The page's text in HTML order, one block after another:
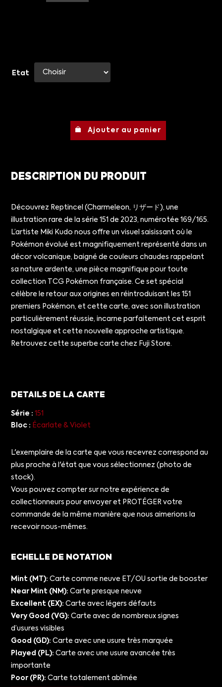
Etat
Ajouter au panier
DESCRIPTION DU PRODUIT
Découvrez Reptincel (Charmeleon, リザード), une
illustration rare de la série 151 de 2023, numérotée 169/165.
L’artiste Miki Kudo nous offre un visuel saisissant où le
Pokémon évolué est magnifiquement représenté dans un
décor volcanique, baigné de couleurs chaudes rappelant
sa nature ardente, une pièce magnifique pour toute
collection TCG Pokémon française. Ce set spécial
célèbre le retour aux origines en réintroduisant les 151
premiers Pokémon, et cette carte, avec son illustration
particulièrement réussie, incarne parfaitement cet esprit
nostalgique et cette nouvelle approche artistique.
Retrouvez cette superbe carte chez Fuji Store.
DETAILS DE LA CARTE
Série : 151
Bloc : Écarlate & Violet
L'exemplaire de la carte que vous recevrez correspond au
plus proche à l'état que vous sélectionnez (photo de
stock).
Vous pouvez compter sur notre expérience de
collectionneurs pour envoyer et PROTÉGER votre
commande de la même manière que nous aimerions la
recevoir nous-mêmes.
ECHELLE DE NOTATION
Mint (MT): Carte comme neuve ET/OU sortie de booster
Near Mint (NM): Carte presque neuve
Excellent (EX): Carte avec légers défauts
Very Good (VG): Carte avec de nombreux signes
d’usures visibles
Good (GD): Carte avec une usure très marquée
Played (PL): Carte avec une usure avancée très
importante
Poor (PR): Carte totalement abîmée